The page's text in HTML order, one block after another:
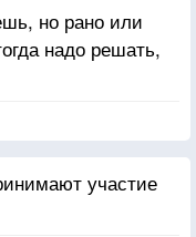
но рано или
надо решать,
участие